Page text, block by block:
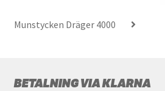
Munstycken Dräger 4000
BETALNING VIA KLARNA